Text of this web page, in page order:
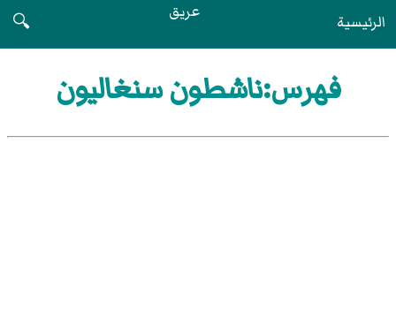
الرئيسية عريق
🔍
فهرس:ناشطون سنغاليون